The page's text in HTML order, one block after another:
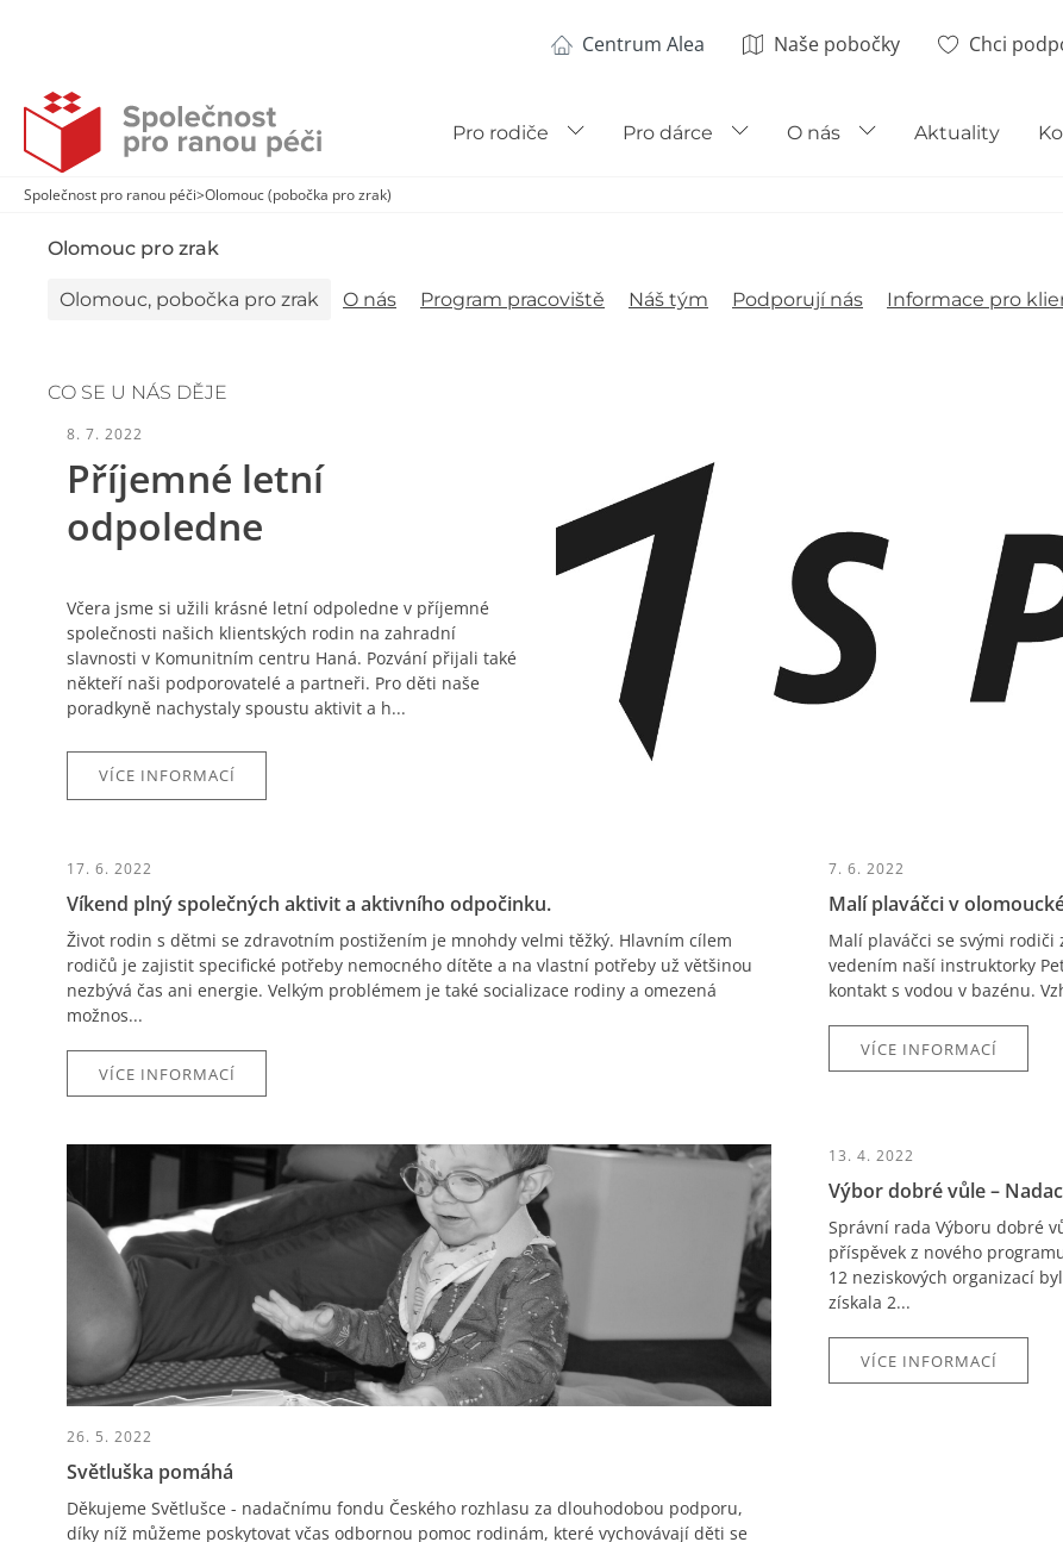
Centrum Alea Naše pobočky Chci
Pro rodiče Pro dárce O nás Aktuality
Společnost pro ranou péči>Olomouc (pobočka pro zrak)
Olomouc pro zrak
Olomouc, pobočka pro zrak O nás Program pracoviště Náš tým Podporují nás Informace pro
CO SE U NÁS DĚJE
8. 7. 2022
Příjemné letní
odpoledne
Včera jsme si užili krásné letní odpoledne v příjemné
společnosti našich klientských rodin na zahradní
slavnosti v Komunitním centru Haná. Pozvání přijali také
někteří naši podporovatelé a partneři. Pro děti naše
poradkyně nachystaly spoustu aktivit a h...
VÍCE INFORMACÍ
17. 6. 2022
Víkend plný společných aktivit a aktivního odpočinku.
Život rodin s dětmi se zdravotním postižením je mnohdy velmi těžký. Hlavním cílem
rodičů je zajistit specifické potřeby nemocného dítěte a na vlastní potřeby už většinou
nezbývá čas ani energie. Velkým problémem je také socializace rodiny a omezená
možnos...
VÍCE INFORMACÍ
7. 6. 2022
Malí plaváčci v
Malí plaváčci se svými
vedením naší instruktorky
kontakt s vodou v bazénu.
VÍCE INFORMACÍ
26. 5. 2022
Světluška pomáhá
Děkujeme Světlušce - nadačnímu fondu Českého rozhlasu za dlouhodobou podporu,
díky níž můžeme poskytovat včas odbornou pomoc rodinám, které vychovávají děti se
13. 4. 2022
Výbor dobré vůle –
Správní rada Výboru dobré
příspěvek z nového
12 neziskových organizací
získala 2...
VÍCE INFORMACÍ